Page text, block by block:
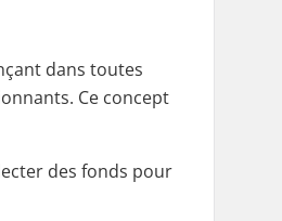
dans toutes
Ce concept
des fonds pour